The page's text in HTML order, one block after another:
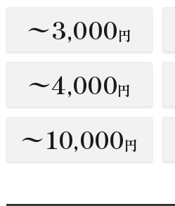
〜3,000円
〜4,000円
〜10,000円